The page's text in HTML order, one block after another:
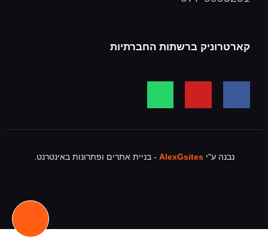
קארטרוניק ברשתות החברתיות
נבנה ע"יAlexGsites - בניית אתרים ופתרונות באינטרנט.